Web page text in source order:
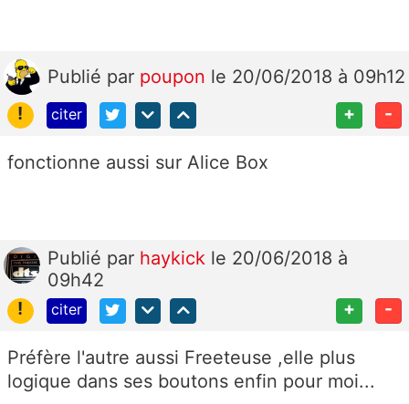
Publié par poupon le 20/06/2018 à 09h12
!
citer + -
fonctionne aussi sur Alice Box
Publié par haykick le 20/06/2018 à
09h42
!
citer + -
Préfère l'autre aussi Freeteuse ,elle plus
logique dans ses boutons enfin pour moi...